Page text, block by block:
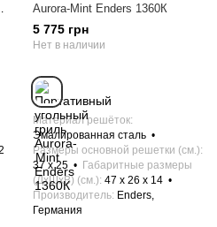
Aurora-Mint Enders 1360К
5 775 грн
Нет в наличии
Материал решёток
Эмалированная сталь
Размеры основной решетки (см.)
37 х 25
Габаритные размеры
(ДхШхВ) (см.) 47 х 26 x 14
Производитель Enders,
Германия